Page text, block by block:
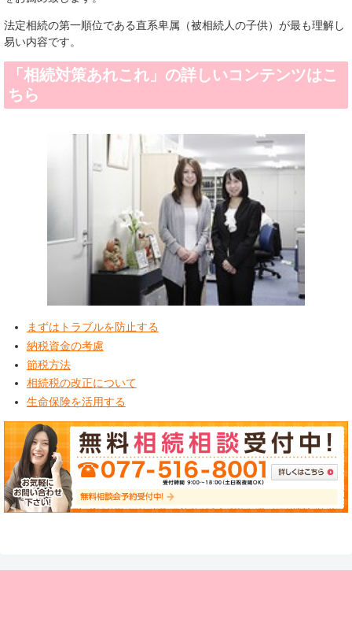
法定相続の第一順位である直系卑属（被相続人の子供）が最も理解し
易い内容です。
「相続対策あれこれ」の詳しいコンテンツはこ
ちら
まずはトラブルを防止する
納税資金の考慮
節税方法
相続税の改正について
生命保険を活用する